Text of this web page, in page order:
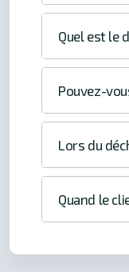
Quel est le
Pouvez-
Lors du
Quand le